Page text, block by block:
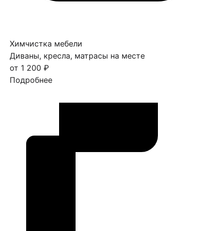
Химчистка мебели
Диваны, кресла, матрасы на месте
от 1 200 ₽
Подробнее